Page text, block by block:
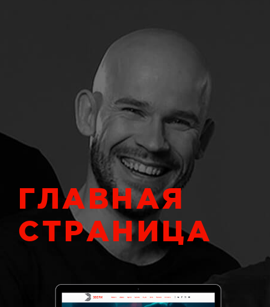
ГЛАВНАЯ
СТРАНИЦА